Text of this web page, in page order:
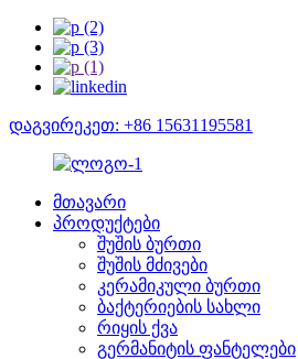
დაგვირეკეთ: +86 15631195581
მთავარი
პროდუქტები
შუშის ბურთი
შუშის მძივები
კერამიკული ბურთი
ბაქტერიების სახლი
რიყის ქვა
გერმანიტის ფანტელები